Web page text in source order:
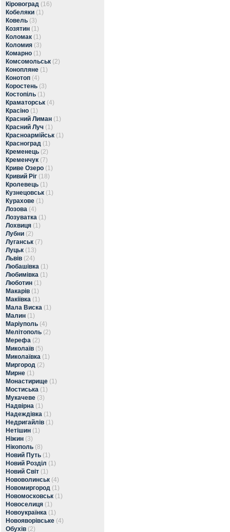
Кіровоград (16)
Кобеляки (1)
Ковель (3)
Козятин (1)
Коломак (1)
Коломия (3)
Комарно (1)
Комсомольськ (2)
Конопляне (1)
Конотоп (4)
Коростень (3)
Костопіль (1)
Краматорськ (4)
Красіно (1)
Красний Лиман (1)
Красний Луч (1)
Красноармійськ (1)
Красноград (1)
Кременець (2)
Кременчук (7)
Криве Озеро (1)
Кривий Ріг (18)
Кролевець (1)
Кузнецовськ (1)
Курахове (1)
Лозова (4)
Лозуватка (1)
Лохвиця (1)
Лубни (2)
Луганськ (7)
Луцьк (13)
Львів (24)
Любашівка (1)
Любимівка (1)
Люботин (1)
Макарів (1)
Макіївка (1)
Мала Виска (1)
Малин (1)
Маріуполь (4)
Мелітополь (2)
Мерефа (2)
Миколаїв (5)
Миколаївка (1)
Миргород (2)
Мирне (1)
Монастирище (1)
Мостиська (1)
Мукачеве (3)
Надвірна (1)
Надеждівка (1)
Недригайлів (1)
Нетішин (1)
Ніжин (3)
Нікополь (8)
Новий Путь (1)
Новий Розділ (1)
Новий Світ (1)
Нововолинськ (4)
Новомиргород (1)
Новомосковськ (1)
Новоселиця (1)
Новоукраїнка (1)
Новояворівське (4)
Обухів (2)